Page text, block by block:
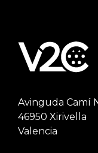
Avinguda Camí
46950 Xirivella
Valencia